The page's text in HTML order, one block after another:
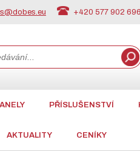
+420 577 902 696
PŘÍSLUŠENSTVÍ
AKTUALITY CENÍKY